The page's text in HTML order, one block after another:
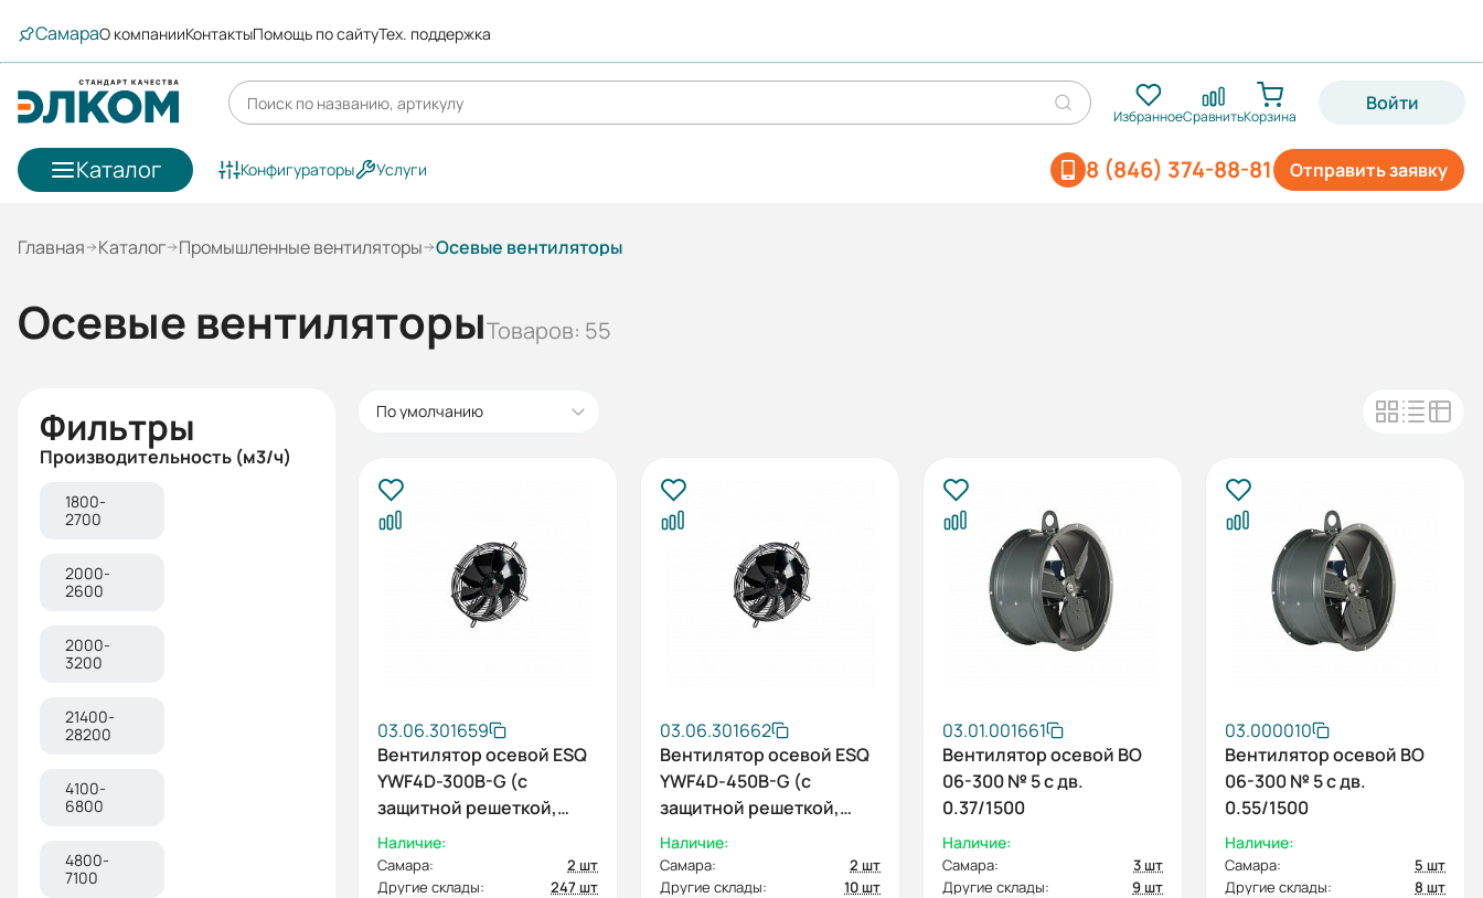
СамараО компанииКонтактыПомощь по сайтуТех. поддержка
ИзбранноеСравнитьКорзина
Войти
Каталог Отправить заявку
8 (846) 374-88-81
Конфигураторы Услуги
Главная Каталог Промышленные вентиляторы Осевые вентиляторы
Осевые вентиляторыТоваров: 55
Фильтры
Производительность (м3/ч)
1800-
2700
2000-
2600
2000-
3200
21400-
28200
4100-
6800
4800-
7100
По умолчанию
03.06.301659
Вентилятор осевой ESQ
YWF4D-300B-G (с
защитной решеткой,
нагнетание, 380В)
Наличие:
Самара:
2 шт
Другие склады:
247 шт
03.06.301662
Вентилятор осевой ESQ
YWF4D-450B-G (с
защитной решеткой,
нагнетание, 380В)
Наличие:
Самара:
2 шт
Другие склады:
10 шт
03.01.001661
Вентилятор осевой ВО
06-300 № 5 с дв.
0.37/1500
Наличие:
Самара:
3 шт
Другие склады:
9 шт
03.000010
Вентилятор осевой ВО
06-300 № 5 с дв.
0.55/1500
Наличие:
Самара:
5 шт
Другие склады:
8 шт